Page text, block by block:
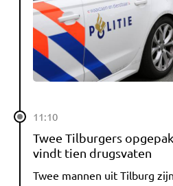
11:10
Twee Tilburgers
vindt tien drugsvaten
Twee mannen uit Tilburg